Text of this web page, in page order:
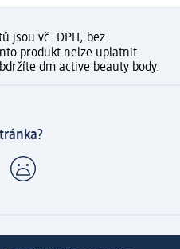
jsou vč. DPH, bez
produkt nelze uplatnit
dm active beauty body.